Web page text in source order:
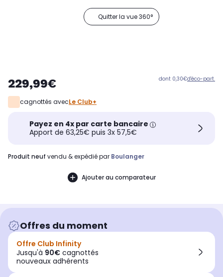
Quitter la vue 360°
229,99€ dont 0,30€d'éco-part.
cagnottés avecLe Club+
Payez en 4x par carte bancaire
Apport de 63,25€ puis 3x 57,5€
produit neuf vendu & expédié par Boulanger
Ajouter au comparateur
Offres du moment
Offre Club Infinity
Jusqu'à 90€ cagnottés
nouveaux adhérents